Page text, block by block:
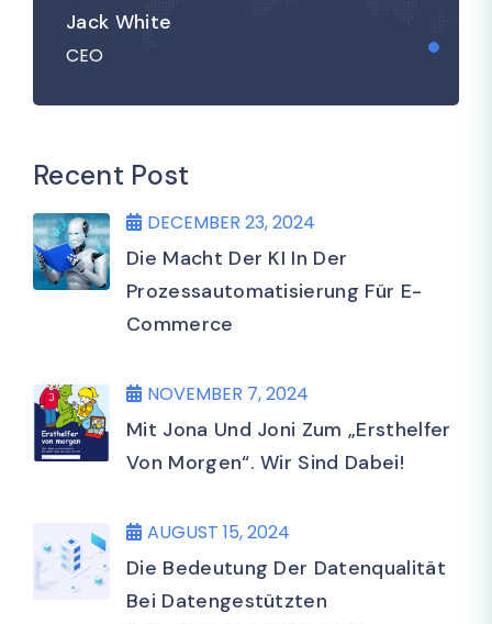
Jack White
CEO
Recent Post
DECEMBER 23, 2024
Die Macht Der KI In Der
Prozessautomatisierung Für E-
Commerce
NOVEMBER 7, 2024
Mit Jona Und Joni Zum „Ersthelfer
Von Morgen“. Wir Sind Dabei!
AUGUST 15, 2024
Die Bedeutung Der Datenqualität
Bei Datengestützten